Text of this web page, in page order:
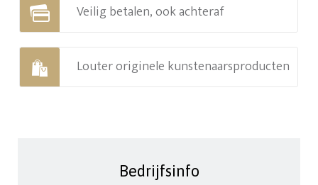
Veilig betalen, ook achteraf
Louter originele kunstenaarsproducten
Bedrijfsinfo